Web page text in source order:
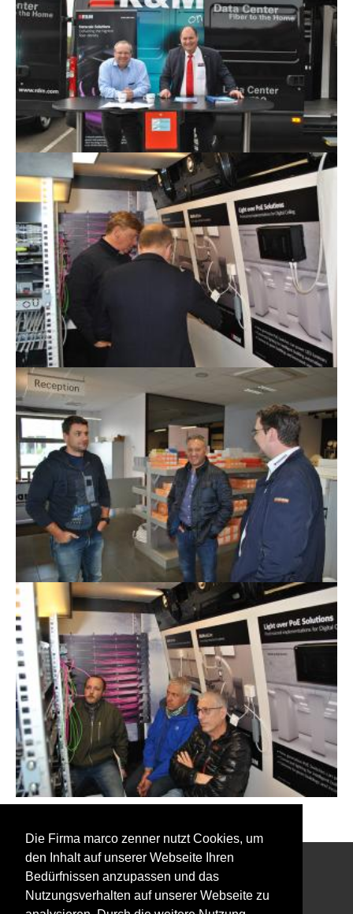
Die Firma marco zenner nutzt Cookies, um
den Inhalt auf unserer Webseite Ihren
Bedürfnissen anzupassen und das
Nutzungsverhalten auf unserer Webseite zu
Interessiert an unserem Newsletter?